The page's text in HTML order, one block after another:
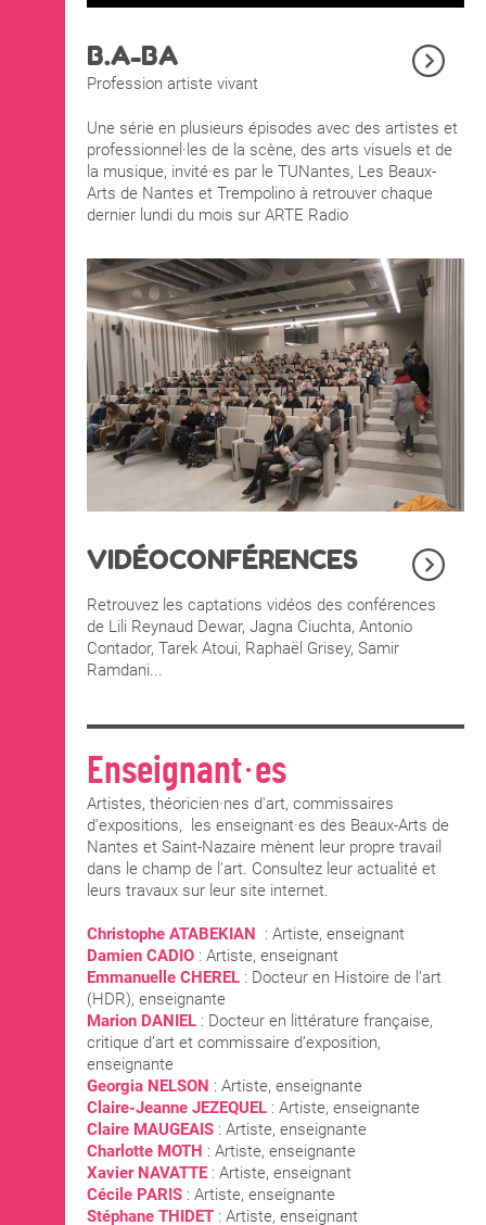
B.A-BA
Profession artiste vivant
Une série en plusieurs épisodes avec des artistes et
professionnel·les de la scène, des arts visuels et de
la musique, invité·es par le TUNantes, Les Beaux-
Arts de Nantes et Trempolino à retrouver chaque
dernier lundi du mois sur ARTE Radio
VIDÉOCONFÉRENCES
Retrouvez les captations vidéos des conférences
de Lili Reynaud Dewar, Jagna Ciuchta, Antonio
Contador, Tarek Atoui, Raphaël Grisey, Samir
Ramdani...
Enseignant·es
Artistes, théoricien·nes d'art, commissaires
d'expositions, les enseignant·es des Beaux-Arts de
Nantes et Saint-Nazaire mènent leur propre travail
dans le champ de l'art. Consultez leur actualité et
leurs travaux sur leur site internet.
Christophe ATABEKIAN : Artiste, enseignant
Damien CADIO : Artiste, enseignant
Emmanuelle CHEREL : Docteur en Histoire de l’art
(HDR), enseignante
Marion DANIEL : Docteur en littérature française,
critique d’art et commissaire d’exposition,
enseignante
Georgia NELSON : Artiste, enseignante
Claire-Jeanne JEZEQUEL : Artiste, enseignante
Claire MAUGEAIS : Artiste, enseignante
Charlotte MOTH : Artiste, enseignante
Xavier NAVATTE : Artiste, enseignant
Cécile PARIS : Artiste, enseignante
Stéphane THIDET : Artiste, enseignant